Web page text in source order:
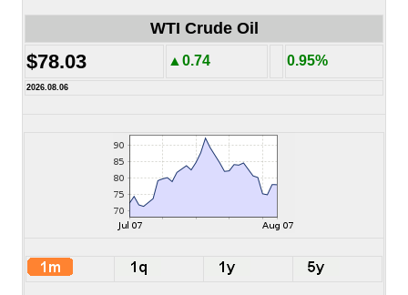
WTI Crude Oil
$78.03 ▲0.74 0.95%
2026.08.06